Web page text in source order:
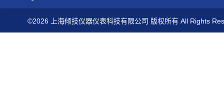
©2026 上海倾技仪器仪表科技有限公司 版权所有 All Rights